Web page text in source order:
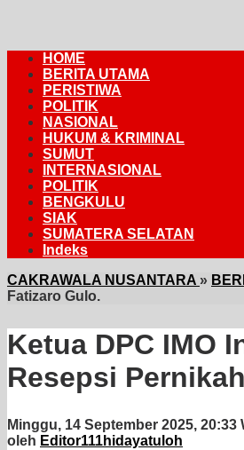
HOME
BERITA UTAMA
PERISTIWA
POLITIK
NASIONAL
HUKUM & KRIMINAL
SUMUT
INTERNASIONAL
POLITIK
BENGKULU
SIAK
SUMATERA SELATAN
Indeks
CAKRAWALA NUSANTARA »
Fatizaro Gulo.
Ketua DPC IMO
Resepsi
Minggu, 14 September 2025, 20:33
oleh Editor111hidayatuloh